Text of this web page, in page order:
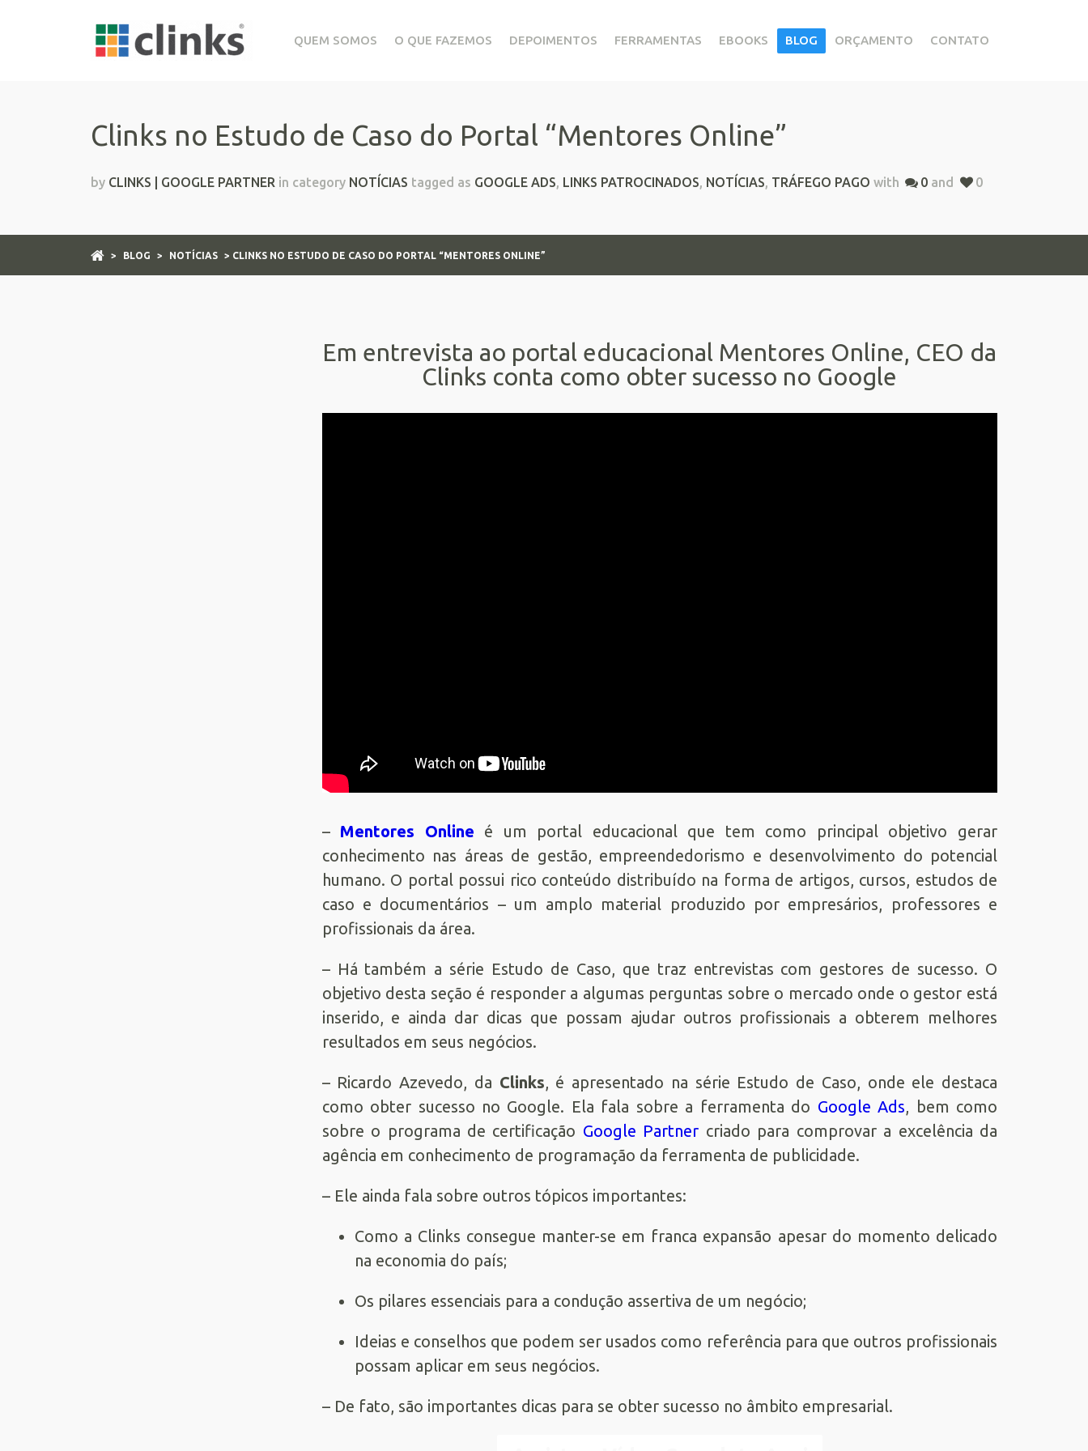
QUEM SOMOS O QUE FAZEMOS DEPOIMENTOS FERRAMENTAS EBOOKS BLOG ORÇAMENTO CONTATO
Clinks no Estudo de Caso do Portal “Mentores Online”
by CLINKS | GOOGLE PARTNER in category NOTÍCIAS tagged as GOOGLE ADS, LINKS PATROCINADOS, NOTÍCIAS, TRÁFEGO PAGO with 0 and 0
> BLOG > NOTÍCIAS > CLINKS NO ESTUDO DE CASO DO PORTAL “MENTORES ONLINE”
Em entrevista ao portal educacional Mentores Online, CEO da
Clinks conta como obter sucesso no Google
– Mentores Online é um portal educacional que tem como principal objetivo gerar
conhecimento nas áreas de gestão, empreendedorismo e desenvolvimento do potencial
humano. O portal possui rico conteúdo distribuído na forma de artigos, cursos, estudos de
caso e documentários – um amplo material produzido por empresários, professores e
profissionais da área.
– Há também a série Estudo de Caso, que traz entrevistas com gestores de sucesso. O
objetivo desta seção é responder a algumas perguntas sobre o mercado onde o gestor está
inserido, e ainda dar dicas que possam ajudar outros profissionais a obterem melhores
resultados em seus negócios.
– Ricardo Azevedo, da Clinks, é apresentado na série Estudo de Caso, onde ele destaca
como obter sucesso no Google. Ela fala sobre a ferramenta do Google Ads, bem como
sobre o programa de certificação Google Partner criado para comprovar a excelência da
agência em conhecimento de programação da ferramenta de publicidade.
– Ele ainda fala sobre outros tópicos importantes:
Como a Clinks consegue manter-se em franca expansão apesar do momento delicado
na economia do país;
Os pilares essenciais para a condução assertiva de um negócio;
Ideias e conselhos que podem ser usados como referência para que outros profissionais
possam aplicar em seus negócios.
– De fato, são importantes dicas para se obter sucesso no âmbito empresarial.